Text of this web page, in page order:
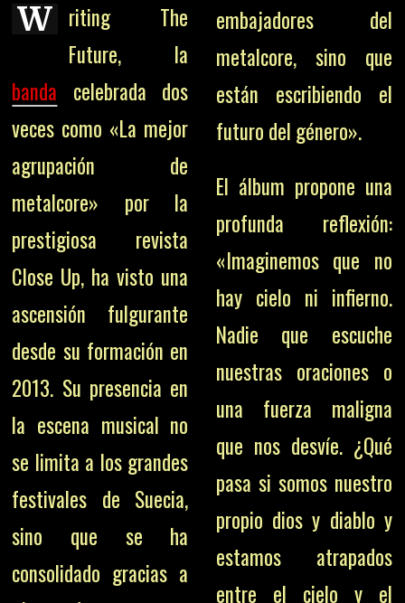
W riting The
Future, la
banda celebrada dos
veces como «La mejor
agrupación de
metalcore» por la
prestigiosa revista
Close Up, ha visto una
ascensión fulgurante
desde su formación en
2013. Su presencia en
la escena musical no
se limita a los grandes
festivales de Suecia,
sino que se ha
consolidado gracias a
embajadores del
metalcore, sino que
están escribiendo el
futuro del género».
El álbum propone una
profunda reflexión:
«Imaginemos que no
hay cielo ni infierno.
Nadie que escuche
nuestras oraciones o
una fuerza maligna
que nos desvíe. ¿Qué
pasa si somos nuestro
propio dios y diablo y
estamos atrapados
entre el cielo y el